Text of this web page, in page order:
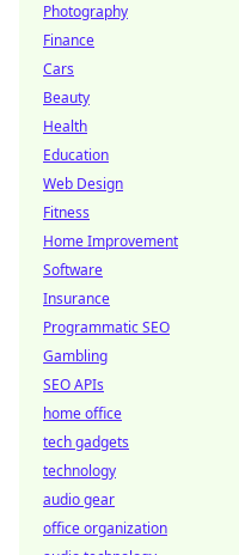
Photography
Finance
Cars
Beauty
Health
Education
Web Design
Fitness
Home Improvement
Software
Insurance
Programmatic SEO
Gambling
SEO APIs
home office
tech gadgets
technology
audio gear
office organization